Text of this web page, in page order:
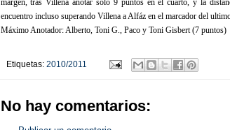
margen, tras Villena anotar solo 9 puntos en el cuarto, y la
encuentro incluso superando Villena a Alfáz en el marcador del
Máximo Anotador: Alberto, Toni G., Paco y Toni Gisbert (7 puntos)
Etiquetas: 2010/2011
No hay comentarios: